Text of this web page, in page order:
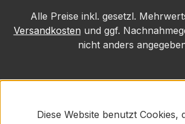
Alle Preise inkl. gesetzl.
Versandkosten und ggf.
nicht anders
Diese Website benutzt Cookies,